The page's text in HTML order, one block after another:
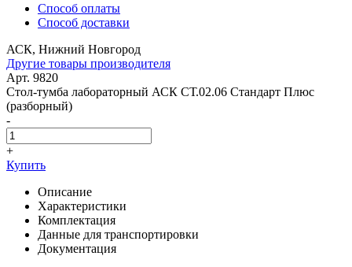
Способ оплаты
Способ доставки
АСК, Нижний Новгород
Другие товары производителя
Арт. 9820
Стол-тумба лабораторный АСК СТ.02.06 Стандарт Плюс
(разборный)
-
+
Купить
Описание
Характеристики
Комплектация
Данные для транспортировки
Документация